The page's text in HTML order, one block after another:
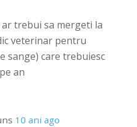
ar trebui sa mergeti la
veterinar pentru
sange) care trebuiesc
an
10 ani ago